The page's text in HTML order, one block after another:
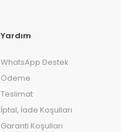
Yardım
WhatsApp Destek
Ödeme
Teslimat
İptal, İade Koşulları
Garanti Koşulları